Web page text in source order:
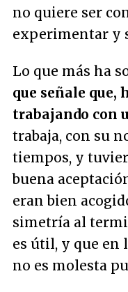
no quiere ser
experimentar y
Lo que más ha
que señale que,
trabajando con
trabaja, con su
tiempos, y
buena
eran bien
simetría al
es útil, y que en
no es molesta